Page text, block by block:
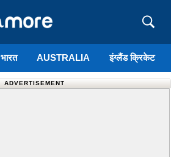
भारत AUSTRALIA इंग्लैंड क्रिकेट
ADVERTISEMENT